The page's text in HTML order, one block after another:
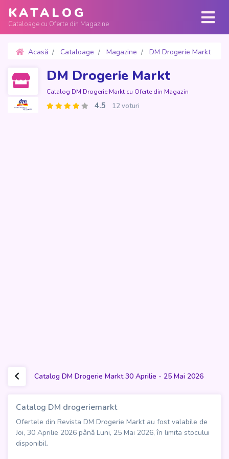
KATALOG
Cataloage cu Oferte din Magazine
Acasă Cataloage Magazine
DM Drogerie Markt
DM Drogerie Markt
Catalog DM Drogerie Markt cu Oferte din Magazin
4.5 12 voturi
Catalog DM Drogerie Markt 30 Aprilie - 25 Mai 2026
Catalog DM drogeriemarkt
Ofertele din Revista DM Drogerie Markt au fost valabile de
Joi, 30 Aprilie 2026 până Luni, 25 Mai 2026, în limita stocului
disponibil.